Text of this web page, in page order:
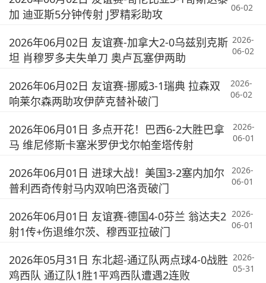
加 迪亚斯5分钟传射 J罗精彩助攻
06-02
2026年06月02日 友谊赛-加拿大2-0乌兹别克斯
坦 肖穆罗多夫失单刀 奥卢瓦塞伊两助
2026-
06-02
2026年06月02日 友谊赛-挪威3-1瑞典 拉森双
响莱尔森两助攻伊萨克替补破门
2026-
06-02
2026年06月01日 多点开花！巴西6-2大胜巴拿
马 维尼修斯卡塞米罗伊戈尔帕奎塔传射
2026-
06-01
2026年06月01日 进球大战！美国3-2塞内加尔
普利西奇传射马内双响巴洛贡破门
2026-
06-01
2026年06月01日 友谊赛-德国4-0芬兰 翁达夫2
射1传+伤退维尔茨、穆西亚拉破门
2026-
06-01
2026年05月31日 东北超-通辽队两点球4-0战胜
鸡西队 通辽队1胜1平鸡西队遭遇2连败
2026-
05-31